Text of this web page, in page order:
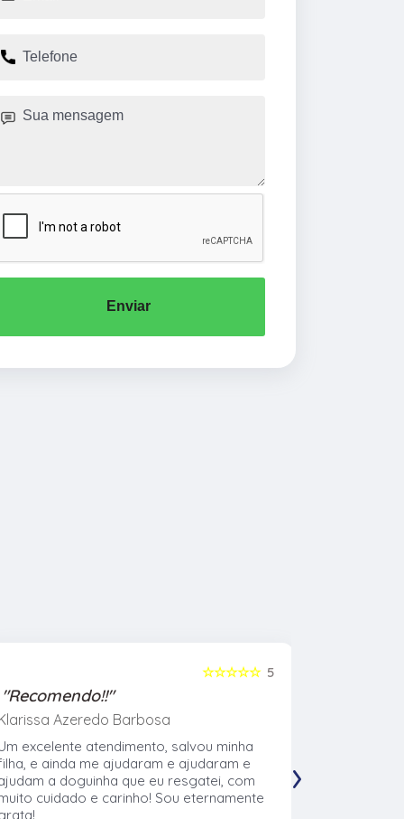
Enviar
5
☆☆☆☆☆
"Recomendo!!"
Azeredo Barbosa
excelente atendimento, salvou minha
e ainda me ajudaram e ajudaram e
a doguinha que eu resgatei, com
cuidado e carinho! Sou eternamente
›